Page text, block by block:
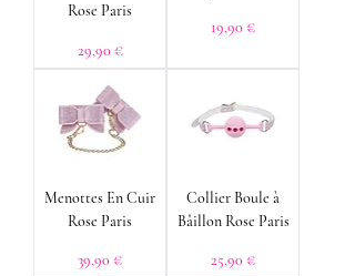
Rose Paris
Prix
29,90 €
Prix
19,90 €
Menottes En Cuir
Rose Paris
Prix
39,90 €
Collier Boule à
Bâillon Rose Paris
Prix
25,90 €